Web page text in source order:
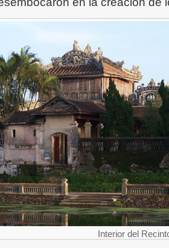
Interior del